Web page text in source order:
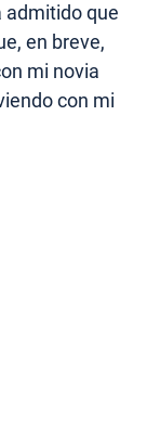
admitido que
en breve,
mi novia
con mi